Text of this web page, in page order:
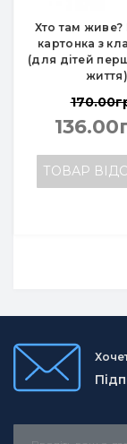
Хто там
картонка з
(для дітей
життя)
ТОВАР